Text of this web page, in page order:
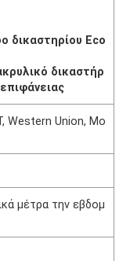
δικαστηρίου Eco
δικαστήρ
Western Union, Mo
μέτρα την εβδομ